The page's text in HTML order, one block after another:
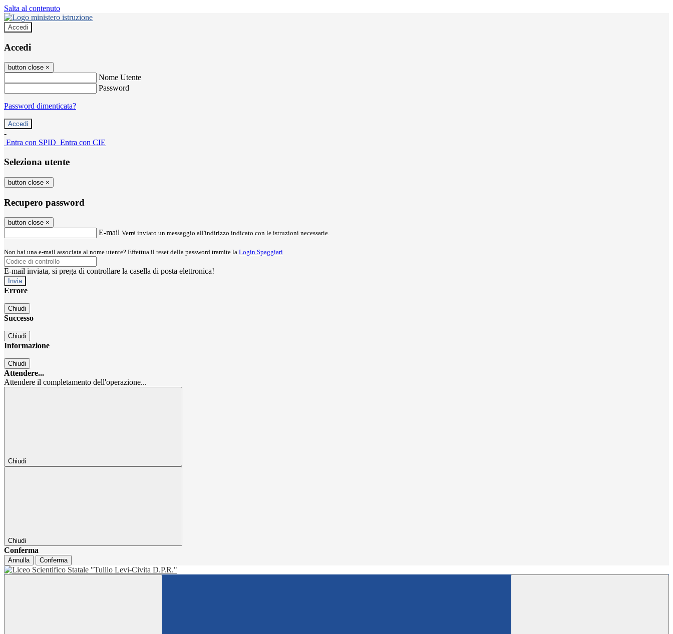
Salta al contenuto
Accedi
Accedi
button close ×
Nome Utente
Password
Password dimenticata?
-
Entra con SPID Entra con CIE
Seleziona utente
button close ×
Recupero password
button close ×
E-mail Verrà inviato un messaggio all'indirizzo indicato con le istruzioni necessarie.
Non hai una e-mail associata al nome utente? Effettua il reset della password tramite la Login Spaggiari
E-mail inviata, si prega di controllare la casella di posta elettronica!
Errore
Chiudi
Successo
Chiudi
Informazione
Chiudi
Attendere...
Attendere il completamento dell'operazione...
Chiudi
Chiudi
Conferma
Annulla Conferma